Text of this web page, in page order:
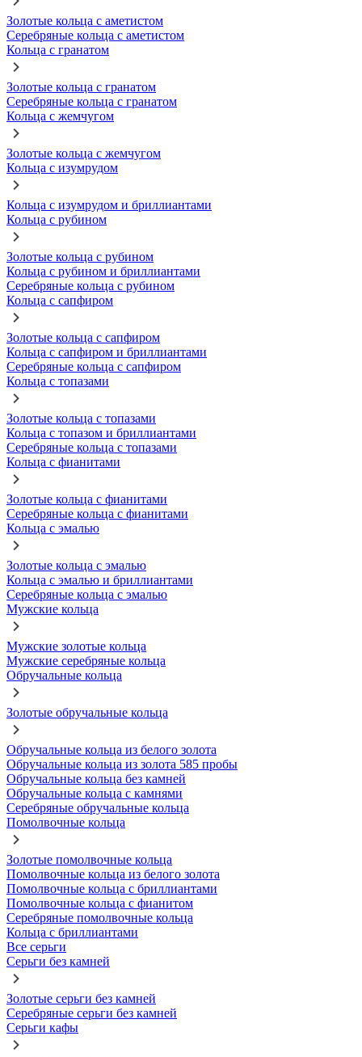
Золотые кольца с аметистом
Серебряные кольца с аметистом
Кольца с гранатом
Золотые кольца с гранатом
Серебряные кольца с гранатом
Кольца с жемчугом
Золотые кольца с жемчугом
Кольца с изумрудом
Кольца с изумрудом и бриллиантами
Кольца с рубином
Золотые кольца с рубином
Кольца с рубином и бриллиантами
Серебряные кольца с рубином
Кольца с сапфиром
Золотые кольца с сапфиром
Кольца с сапфиром и бриллиантами
Серебряные кольца с сапфиром
Кольца с топазами
Золотые кольца с топазами
Кольца с топазом и бриллиантами
Серебряные кольца с топазами
Кольца с фианитами
Золотые кольца с фианитами
Серебряные кольца с фианитами
Кольца с эмалью
Золотые кольца с эмалью
Кольца с эмалью и бриллиантами
Серебряные кольца с эмалью
Мужские кольца
Мужские золотые кольца
Мужские серебряные кольца
Обручальные кольца
Золотые обручальные кольца
Обручальные кольца из белого золота
Обручальные кольца из золота 585 пробы
Обручальные кольца без камней
Обручальные кольца с камнями
Серебряные обручальные кольца
Помолвочные кольца
Золотые помолвочные кольца
Помолвочные кольца из белого золота
Помолвочные кольца с бриллиантами
Помолвочные кольца с фианитом
Серебряные помолвочные кольца
Кольца с бриллиантами
Все серьги
Серьги без камней
Золотые серьги без камней
Серебряные серьги без камней
Серьги кафы